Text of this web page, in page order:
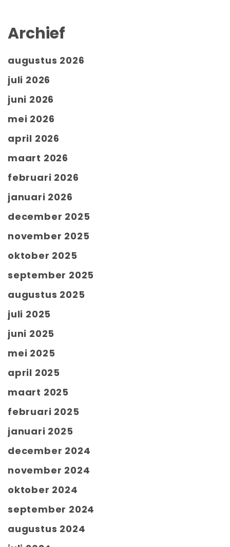
Archief
augustus 2026
juli 2026
juni 2026
mei 2026
april 2026
maart 2026
februari 2026
januari 2026
december 2025
november 2025
oktober 2025
september 2025
augustus 2025
juli 2025
juni 2025
mei 2025
april 2025
maart 2025
februari 2025
januari 2025
december 2024
november 2024
oktober 2024
september 2024
augustus 2024